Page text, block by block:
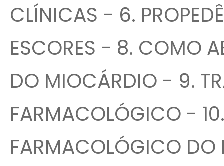
CLÍNICAS - 6.
ESCORES - 8. COMO
DO MIOCÁRDIO - 9.
FARMACOLÓGICO -
FARMACOLÓGICO